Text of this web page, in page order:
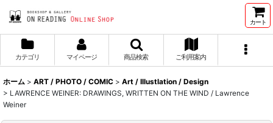
カート
カテゴリ マイページ 商品検索 ご利用案内
ホーム > ART / PHOTO / COMIC > Art / Illustlation / Design
> LAWRENCE WEINER: DRAWINGS, WRITTEN ON THE WIND / Lawrence
Weiner